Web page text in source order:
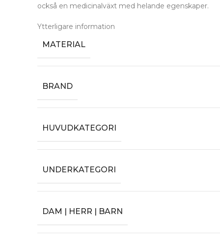
också en medicinalväxt med helande egenskaper.
Ytterligare information
MATERIAL
BRAND
HUVUDKATEGORI
UNDERKATEGORI
DAM | HERR | BARN